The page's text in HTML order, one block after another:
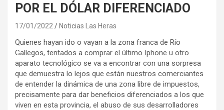
POR EL DÓLAR DIFERENCIADO
17/01/2022 Noticias Las Heras
Quienes hayan ido o vayan a la zona franca de Río
Gallegos, tentados a comprar el último Iphone u otro
aparato tecnológico se va a encontrar con una sorpresa
que demuestra lo lejos que están nuestros comerciantes
de entender la dinámica de una zona libre de impuestos,
precisamente para dar beneficios diferenciados a los que
viven en esta provincia, el abuso de sus desarrolladores